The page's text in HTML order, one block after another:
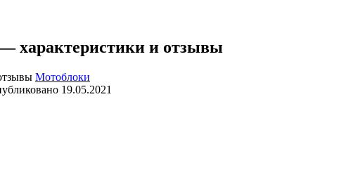
характеристики и отзывы
Мотоблоки
19.05.2021